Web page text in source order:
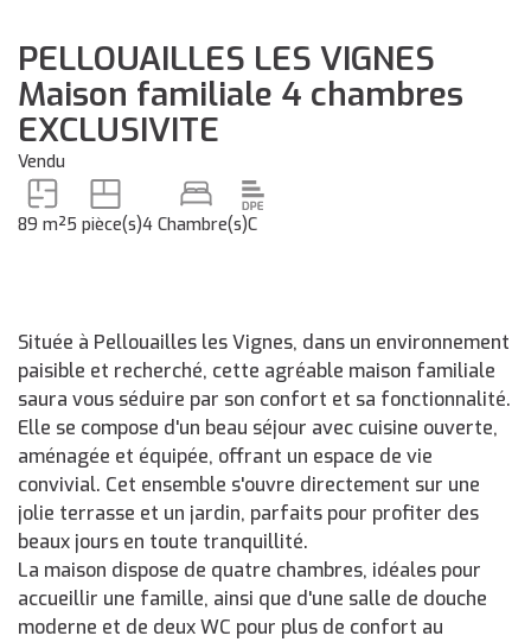
PELLOUAILLES LES VIGNES
Maison familiale 4 chambres
EXCLUSIVITE
Vendu
89 m²5 pièce(s)4 Chambre(s)C
Située à Pellouailles les Vignes, dans un environnement
paisible et recherché, cette agréable maison familiale
saura vous séduire par son confort et sa fonctionnalité.
Elle se compose d'un beau séjour avec cuisine ouverte,
aménagée et équipée, offrant un espace de vie
convivial. Cet ensemble s'ouvre directement sur une
jolie terrasse et un jardin, parfaits pour profiter des
beaux jours en toute tranquillité.
La maison dispose de quatre chambres, idéales pour
accueillir une famille, ainsi que d'une salle de douche
moderne et de deux WC pour plus de confort au